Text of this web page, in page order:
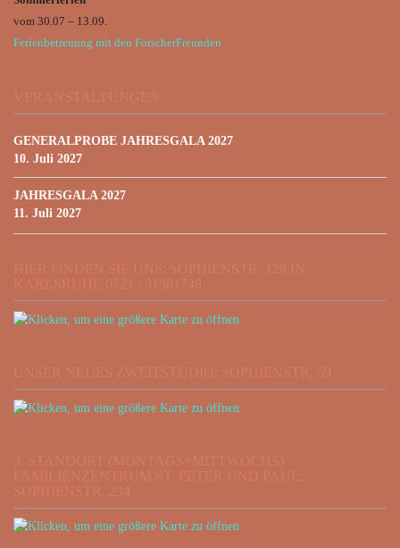
vom 30.07 – 13.09.
Ferienbetreuung mit den ForscherFreunden
VERANSTALTUNGEN
GENERALPROBE JAHRESGALA 2027
10. Juli 2027
JAHRESGALA 2027
11. Juli 2027
HIER FINDEN SIE UNS: SOPHIENSTR. 128 IN
KARLSRUHE 0721 / 91581748
UNSER NEUES ZWEITSTUDIO: SOPHIENSTR. 59
3. STANDORT (MONTAGS+MITTWOCHS)
FAMILIENZENTRUM ST. PETER UND PAUL:
SOPHIENSTR. 234